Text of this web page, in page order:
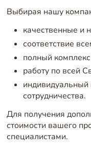
Выбирая нашу
качественные и
соответствие
полный
работу по всей
индивидуальный
сотрудничества.
Для получения
стоимости вашего
специалистами.